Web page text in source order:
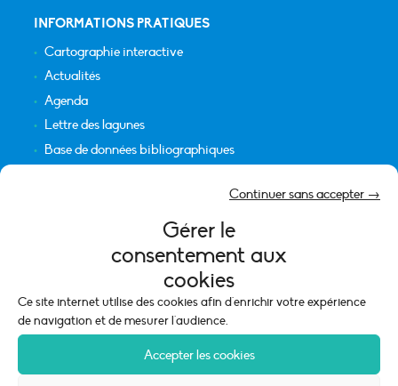
Gérer le
consentement aux
cookies
Ce site internet utilise des cookies afin d'enrichir votre expérience
de navigation et de mesurer l'audience.
Accepter les cookies
Continuer sans accepter →
INFORMATIONS PRATIQUES
Cartographie interactive
Actualités
Agenda
Lettre des lagunes
Base de données bibliographiques
Mentions légales
Politique de cookies (UE)